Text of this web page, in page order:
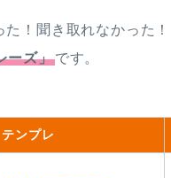
た！聞き取れなかった
ーズ」です。
テンプレ